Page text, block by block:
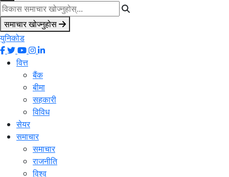
समाचार खोज्नुहोस
युनिकोड
वित्त
बैंक
बीमा
सहकारी
विविध
सेयर
समाचार
समाचार
राजनीति
विश्व